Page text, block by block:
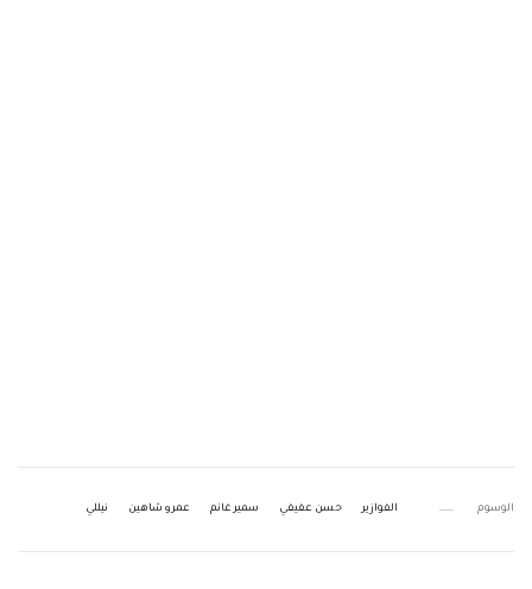
الوسوم الفوازير حسن عفيفي سمير غانم عمرو شاهين نيللي